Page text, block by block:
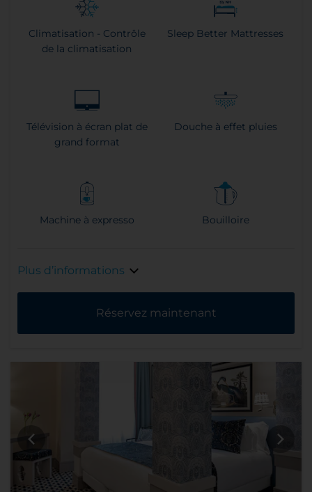
Climatisation - Contrôle
de la climatisation
Sleep Better Mattresses
Télévision à écran plat de
grand format
Douche à effet pluies
Machine à expresso Bouilloire
Plus d’informations
Réservez maintenant